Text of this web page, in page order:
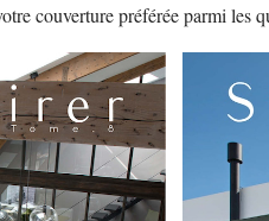
couverture préférée parmi les